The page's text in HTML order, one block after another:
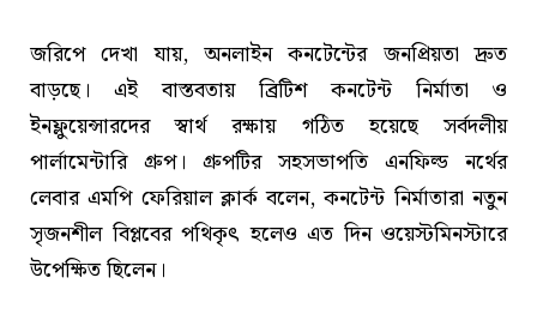
জরিপে দেখা যায়, অনলাইন কনটেন্টের জনপ্রিয়তা দ্রুত
বাড়ছে। এই বাস্তবতায় ব্রিটিশ কনটেন্ট নির্মাতা ও
ইনফ্লুয়েন্সারদের স্বার্থ রক্ষায় গঠিত হয়েছে সর্বদলীয়
পার্লামেন্টারি গ্রুপ। গ্রুপটির সহসভাপতি এনফিল্ড নর্থের
লেবার এমপি ফেরিয়াল ক্লার্ক বলেন, কনটেন্ট নির্মাতারা নতুন
সৃজনশীল বিপ্লবের পথিকৃৎ হলেও এত দিন ওয়েস্টমিনস্টারে
উপেক্ষিত ছিলেন।